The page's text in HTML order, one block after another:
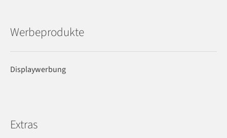
Werbeprodukte
Displaywerbung
Extras